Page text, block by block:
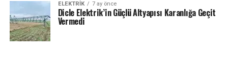
ELEKTRİK 7 ay önce
Dicle Elektrik’in Güçlü Altyapısı Karanlığa Geçit
Vermedi